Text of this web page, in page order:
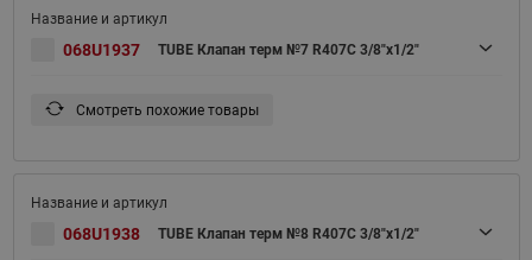
068U1937 TUBE Клапан терм №7 R407C 3/8"x1/2"
Смотреть похожие товары
068U1938 TUBE Клапан терм №8 R407C 3/8"x1/2"